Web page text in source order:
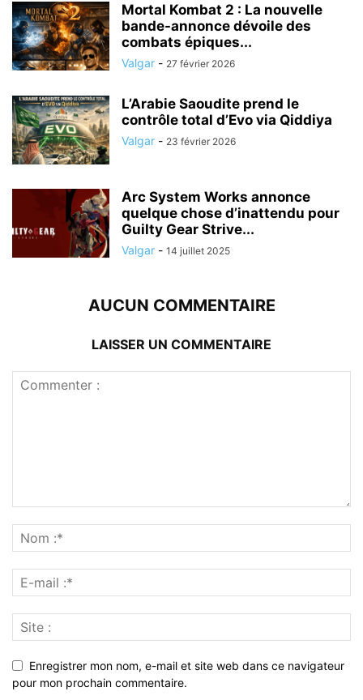
Mortal Kombat 2 : La nouvelle
bande-annonce dévoile des
combats épiques...
Valgar - 27 février 2026
L’Arabie Saoudite prend le
contrôle total d’Evo via Qiddiya
Valgar - 23 février 2026
Arc System Works annonce
quelque chose d’inattendu pour
Guilty Gear Strive...
Valgar - 14 juillet 2025
AUCUN COMMENTAIRE
LAISSER UN COMMENTAIRE
Enregistrer mon nom, e-mail et site web dans ce navigateur
pour mon prochain commentaire.